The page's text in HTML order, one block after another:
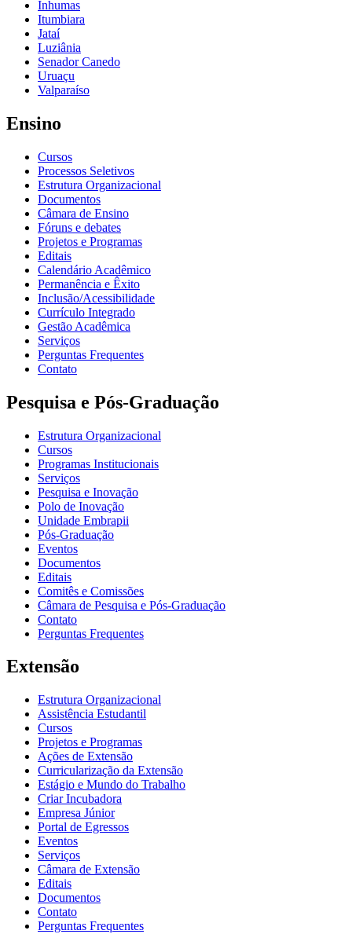
Inhumas
Itumbiara
Jataí
Luziânia
Senador Canedo
Uruaçu
Valparaíso
Ensino
Cursos
Processos Seletivos
Estrutura Organizacional
Documentos
Câmara de Ensino
Fóruns e debates
Projetos e Programas
Editais
Calendário Acadêmico
Permanência e Êxito
Inclusão/Acessibilidade
Currículo Integrado
Gestão Acadêmica
Serviços
Perguntas Frequentes
Contato
Pesquisa e Pós-Graduação
Estrutura Organizacional
Cursos
Programas Institucionais
Serviços
Pesquisa e Inovação
Polo de Inovação
Unidade Embrapii
Pós-Graduação
Eventos
Documentos
Editais
Comitês e Comissões
Câmara de Pesquisa e Pós-Graduação
Contato
Perguntas Frequentes
Extensão
Estrutura Organizacional
Assistência Estudantil
Cursos
Projetos e Programas
Ações de Extensão
Curricularização da Extensão
Estágio e Mundo do Trabalho
Criar Incubadora
Empresa Júnior
Portal de Egressos
Eventos
Serviços
Câmara de Extensão
Editais
Documentos
Contato
Perguntas Frequentes